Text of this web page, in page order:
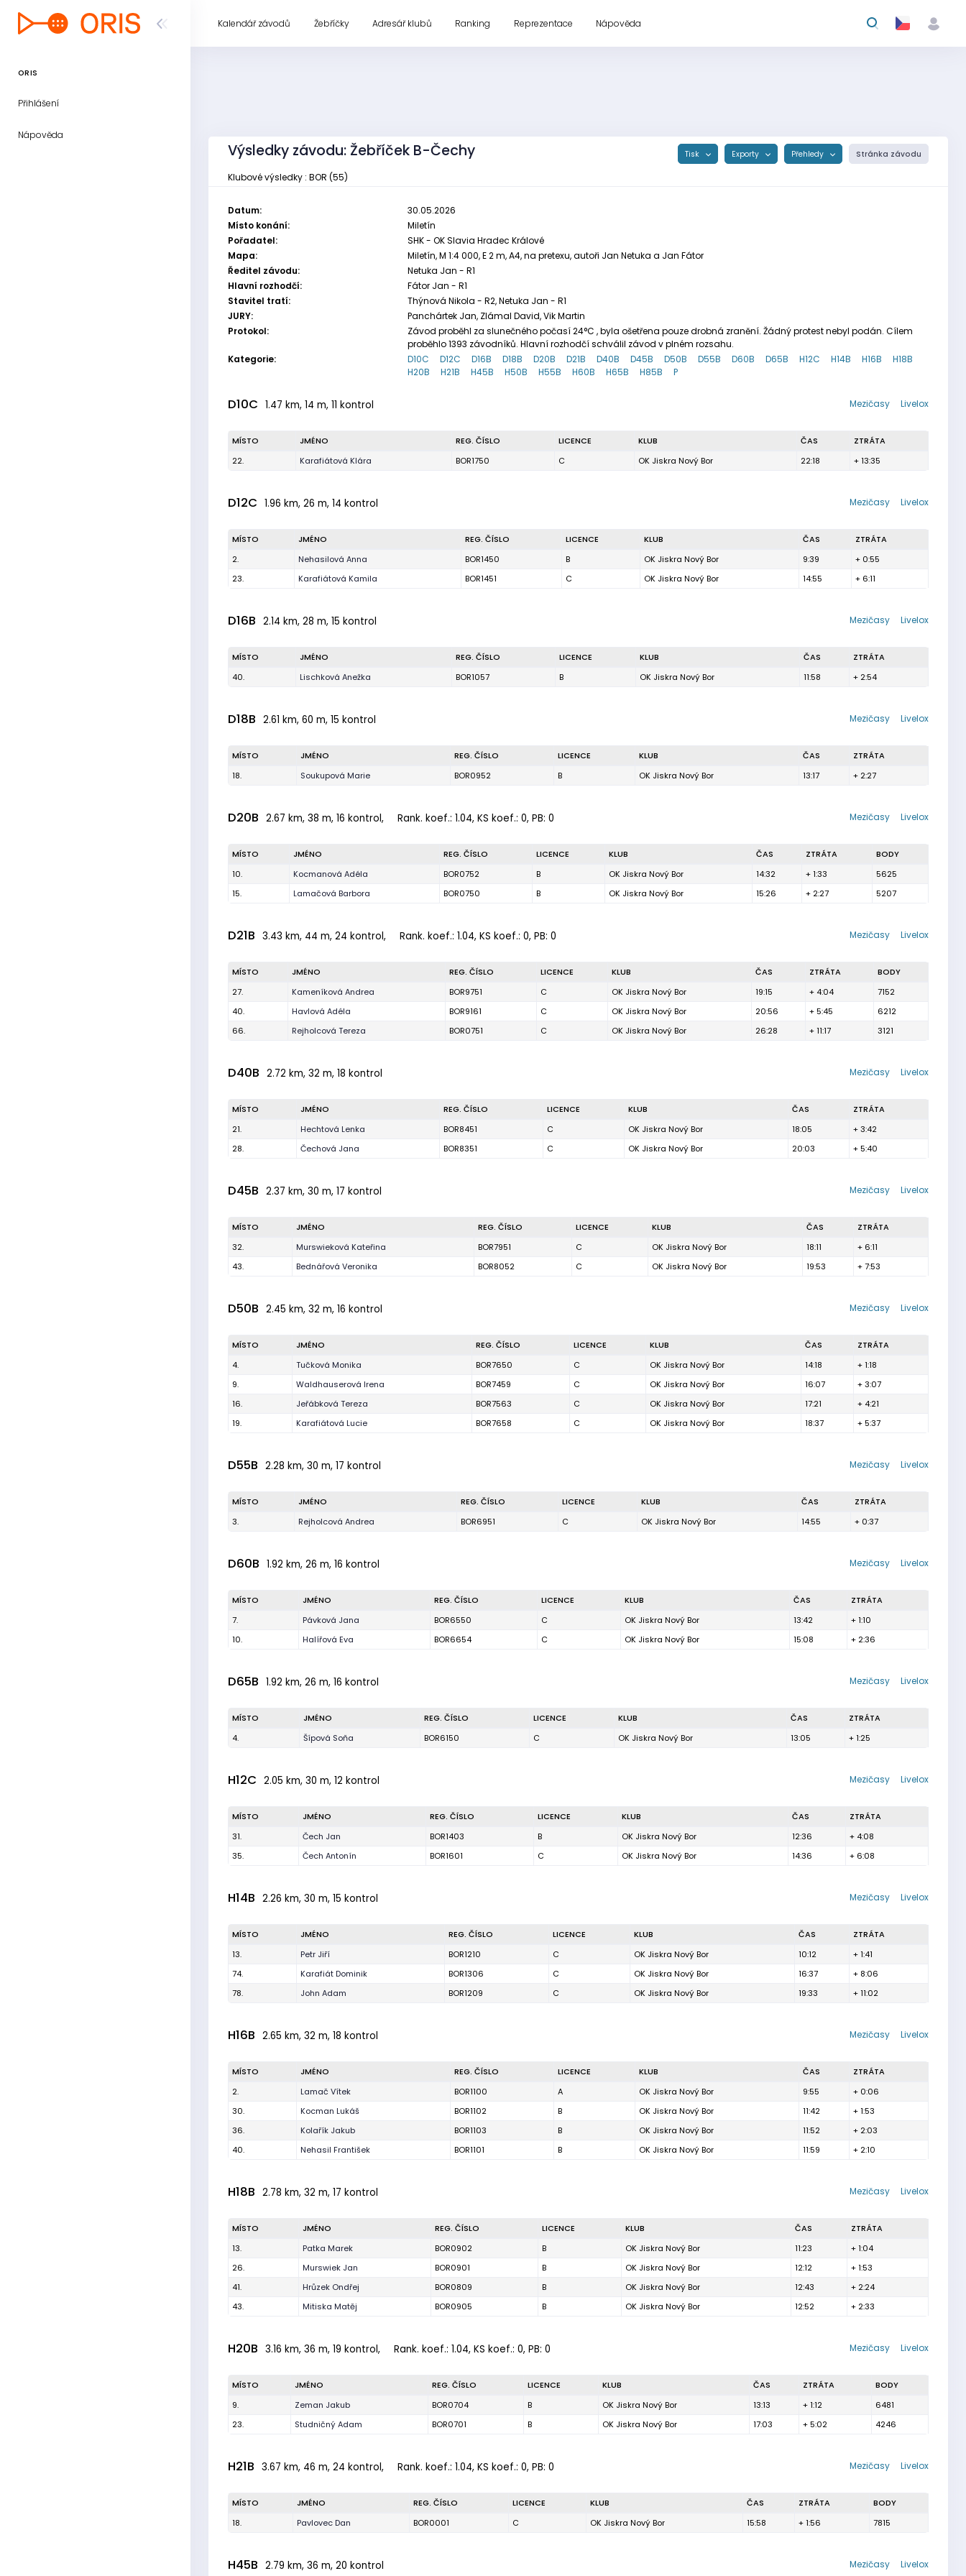
ORIS
Přihlášení
Nápověda
Kalendář závodů Žebříčky Adresář klubů Ranking Reprezentace Nápověda
Výsledky závodu: Žebříček B-Čechy Tisk Exporty Přehledy Stránka závodu
Klubové výsledky : BOR (55)
Datum:
30.05.2026
Místo konání:
Miletín
Pořadatel:
SHK - OK Slavia Hradec Králové
Mapa:
Miletín, M 1:4 000, E 2 m, A4, na pretexu, autoři Jan Netuka a Jan Fátor
Ředitel závodu:
Netuka Jan - R1
Hlavní rozhodčí:
Fátor Jan - R1
Stavitel tratí:
Thýnová Nikola - R2, Netuka Jan - R1
JURY:
Panchártek Jan, Zlámal David, Vik Martin
Protokol:
Závod proběhl za slunečného počasí 24°C , byla ošetřena pouze drobná zranění. Žádný protest nebyl podán. Cílem
proběhlo 1393 závodníků. Hlavní rozhodčí schválil závod v plném rozsahu.
Kategorie:
D10C D12C D16B D18B D20B D21B D40B D45B D50B D55B D60B D65B H12C H14B H16B
H18B
H20B
H21B H45B H50B H55B H60B H65B H85B P
D10C 1.47 km, 14 m, 11 kontrol Livelox
Mezičasy
MÍSTO JMÉNO REG. ČÍSLO LICENCE KLUB ČAS
ZTRÁTA
22.
Karafiátová Klára BOR1750 C OK Jiskra Nový Bor 22:18 + 13:35
D12C 1.96 km, 26 m, 14 kontrol Livelox
Mezičasy
MÍSTO JMÉNO REG. ČÍSLO LICENCE KLUB ČAS
ZTRÁTA
2.
Nehasilová Anna BOR1450 B OK Jiskra Nový Bor 9:39
+ 0:55
23.
Karafiátová Kamila BOR1451 C OK Jiskra Nový Bor 14:55 + 6:11
D16B 2.14 km, 28 m, 15 kontrol Livelox
Mezičasy
MÍSTO JMÉNO REG. ČÍSLO LICENCE KLUB ČAS
ZTRÁTA
40.
Lischková Anežka BOR1057 B OK Jiskra Nový Bor 11:58 + 2:54
D18B 2.61 km, 60 m, 15 kontrol Livelox
Mezičasy
MÍSTO JMÉNO REG. ČÍSLO LICENCE KLUB ČAS
ZTRÁTA
18.
Soukupová Marie BOR0952 B OK Jiskra Nový Bor 13:17 + 2:27
D20B 2.67 km, 38 m, 16 kontrol, Rank. koef.: 1.04, KS koef.: 0, PB: 0 Livelox
Mezičasy
MÍSTO JMÉNO REG. ČÍSLO LICENCE KLUB ČAS ZTRÁTA
BODY
10.
Kocmanová Adéla BOR0752 B OK Jiskra Nový Bor 14:32 + 1:33
5625
15.
Lamačová Barbora BOR0750 B OK Jiskra Nový Bor 15:26 + 2:27 5207
D21B 3.43 km, 44 m, 24 kontrol, Rank. koef.: 1.04, KS koef.: 0, PB: 0 Livelox
Mezičasy
MÍSTO JMÉNO REG. ČÍSLO LICENCE KLUB ČAS ZTRÁTA
BODY
27.
Kameníková Andrea BOR9751 C OK Jiskra Nový Bor 19:15 + 4:04
7152
40.
Havlová Adéla BOR9161 C OK Jiskra Nový Bor 20:56 + 5:45
6212
66.
Rejholcová Tereza BOR0751 C OK Jiskra Nový Bor 26:28 + 11:17 3121
D40B 2.72 km, 32 m, 18 kontrol Livelox
Mezičasy
MÍSTO JMÉNO REG. ČÍSLO LICENCE KLUB ČAS
ZTRÁTA
21.
Hechtová Lenka BOR8451 C OK Jiskra Nový Bor 18:05
+ 3:42
28.
Čechová Jana BOR8351 C OK Jiskra Nový Bor 20:03 + 5:40
D45B 2.37 km, 30 m, 17 kontrol Livelox
Mezičasy
MÍSTO JMÉNO REG. ČÍSLO LICENCE KLUB ČAS
ZTRÁTA
32.
Murswieková Kateřina BOR7951 C OK Jiskra Nový Bor 18:11
+ 6:11
43.
Bednářová Veronika BOR8052 C OK Jiskra Nový Bor 19:53 + 7:53
D50B 2.45 km, 32 m, 16 kontrol Livelox
Mezičasy
MÍSTO JMÉNO REG. ČÍSLO LICENCE KLUB ČAS
ZTRÁTA
4.
Tučková Monika BOR7650 C OK Jiskra Nový Bor 14:18
+ 1:18
9.
Waldhauserová Irena BOR7459 C OK Jiskra Nový Bor 16:07
+ 3:07
16.
Jeřábková Tereza BOR7563 C OK Jiskra Nový Bor 17:21
+ 4:21
19.
Karafiátová Lucie BOR7658 C OK Jiskra Nový Bor 18:37 + 5:37
D55B 2.28 km, 30 m, 17 kontrol Livelox
Mezičasy
MÍSTO JMÉNO REG. ČÍSLO LICENCE KLUB ČAS
ZTRÁTA
3.
Rejholcová Andrea BOR6951 C OK Jiskra Nový Bor 14:55 + 0:37
D60B 1.92 km, 26 m, 16 kontrol Livelox
Mezičasy
MÍSTO JMÉNO REG. ČÍSLO LICENCE KLUB ČAS
ZTRÁTA
7.
Pávková Jana BOR6550 C OK Jiskra Nový Bor 13:42
+ 1:10
10.
Halířová Eva BOR6654 C OK Jiskra Nový Bor 15:08 + 2:36
D65B 1.92 km, 26 m, 16 kontrol Livelox
Mezičasy
MÍSTO JMÉNO REG. ČÍSLO LICENCE KLUB ČAS
ZTRÁTA
4.
Šípová Soňa BOR6150 C OK Jiskra Nový Bor 13:05 + 1:25
H12C 2.05 km, 30 m, 12 kontrol Livelox
Mezičasy
MÍSTO JMÉNO REG. ČÍSLO LICENCE KLUB ČAS
ZTRÁTA
31.
Čech Jan BOR1403 B OK Jiskra Nový Bor 12:36
+ 4:08
35.
Čech Antonín BOR1601 C OK Jiskra Nový Bor 14:36 + 6:08
H14B 2.26 km, 30 m, 15 kontrol Livelox
Mezičasy
MÍSTO JMÉNO REG. ČÍSLO LICENCE KLUB ČAS
ZTRÁTA
13.
Petr Jiří BOR1210 C OK Jiskra Nový Bor 10:12
+ 1:41
74.
Karafiát Dominik BOR1306 C OK Jiskra Nový Bor 16:37
+ 8:06
78.
John Adam BOR1209 C OK Jiskra Nový Bor 19:33 + 11:02
H16B 2.65 km, 32 m, 18 kontrol Livelox
Mezičasy
MÍSTO JMÉNO REG. ČÍSLO LICENCE KLUB ČAS
ZTRÁTA
2.
Lamač Vítek BOR1100 A OK Jiskra Nový Bor 9:55
+ 0:06
30.
Kocman Lukáš BOR1102 B OK Jiskra Nový Bor 11:42
+ 1:53
36.
Kolařík Jakub BOR1103 B OK Jiskra Nový Bor 11:52
+ 2:03
40.
Nehasil František BOR1101 B OK Jiskra Nový Bor 11:59 + 2:10
H18B 2.78 km, 32 m, 17 kontrol Livelox
Mezičasy
MÍSTO JMÉNO REG. ČÍSLO LICENCE KLUB ČAS
ZTRÁTA
13.
Patka Marek BOR0902 B OK Jiskra Nový Bor 11:23
+ 1:04
26.
Murswiek Jan BOR0901 B OK Jiskra Nový Bor 12:12
+ 1:53
41.
Hrůzek Ondřej BOR0809 B OK Jiskra Nový Bor 12:43
+ 2:24
43.
Mitiska Matěj BOR0905 B OK Jiskra Nový Bor 12:52 + 2:33
H20B 3.16 km, 36 m, 19 kontrol, Rank. koef.: 1.04, KS koef.: 0, PB: 0 Livelox
Mezičasy
MÍSTO JMÉNO REG. ČÍSLO LICENCE KLUB ČAS ZTRÁTA
BODY
9.
Zeman Jakub BOR0704 B OK Jiskra Nový Bor 13:13 + 1:12
6481
23.
Studničný Adam BOR0701 B OK Jiskra Nový Bor 17:03 + 5:02 4246
H21B 3.67 km, 46 m, 24 kontrol, Rank. koef.: 1.04, KS koef.: 0, PB: 0 Livelox
Mezičasy
MÍSTO JMÉNO REG. ČÍSLO LICENCE KLUB ČAS ZTRÁTA
BODY
18.
Pavlovec Dan BOR0001 C OK Jiskra Nový Bor 15:58 + 1:56 7815
H45B 2.79 km, 36 m, 20 kontrol Livelox
Mezičasy